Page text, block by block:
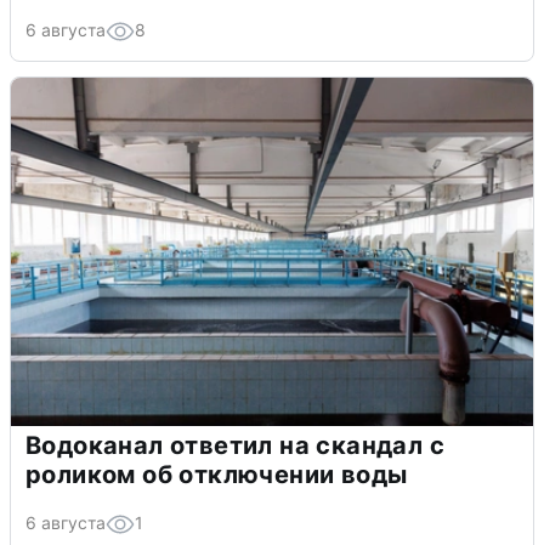
6 августа 8
Водоканал ответил на скандал с
роликом об отключении воды
6 августа 1